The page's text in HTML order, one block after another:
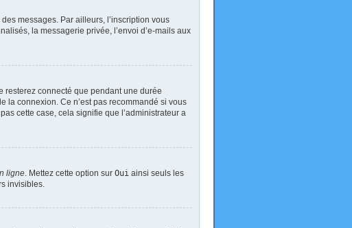
messages. Par ailleurs, l’inscription vous
la messagerie privée, l’envoi d’e-mails aux
resterez connecté que pendant une durée
la connexion. Ce n’est pas recommandé si vous
cette case, cela signifie que l’administrateur a
ligne. Mettez cette option sur Oui ainsi seuls les
invisibles.